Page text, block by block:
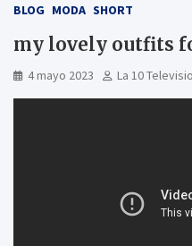
BLOG MODA SHORT
my lovely outfits
4 mayo 2023 La 10